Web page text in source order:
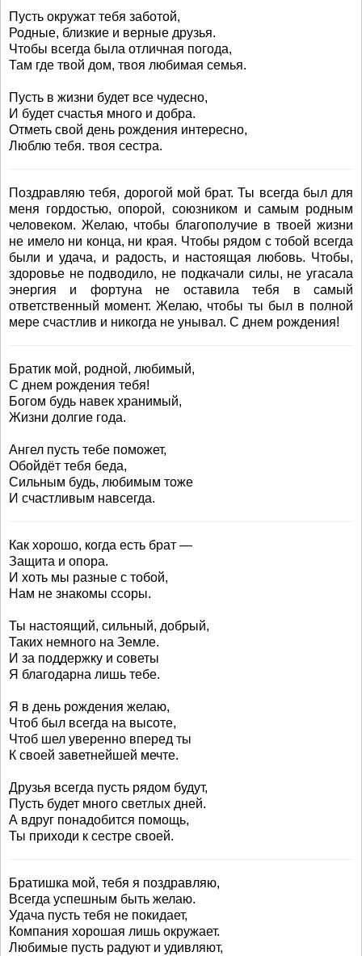
Пусть окружат тебя заботой,
Родные, близкие и верные друзья.
Чтобы всегда была отличная погода,
Там где твой дом, твоя любимая семья.
Пусть в жизни будет все чудесно,
И будет счастья много и добра.
Отметь свой день рождения интересно,
Люблю тебя. твоя сестра.
Поздравляю тебя, дорогой мой брат. Ты всегда был для
меня гордостью, опорой, союзником и самым родным
человеком. Желаю, чтобы благополучие в твоей жизни
не имело ни конца, ни края. Чтобы рядом с тобой всегда
были и удача, и радость, и настоящая любовь. Чтобы,
здоровье не подводило, не подкачали силы, не угасала
энергия и фортуна не оставила тебя в самый
ответственный момент. Желаю, чтобы ты был в полной
мере счастлив и никогда не унывал. С днем рождения!
Братик мой, родной, любимый,
С днем рождения тебя!
Богом будь навек хранимый,
Жизни долгие года.
Ангел пусть тебе поможет,
Обойдёт тебя беда,
Сильным будь, любимым тоже
И счастливым навсегда.
Как хорошо, когда есть брат —
Защита и опора.
И хоть мы разные с тобой,
Нам не знакомы ссоры.
Ты настоящий, сильный, добрый,
Таких немного на Земле.
И за поддержку и советы
Я благодарна лишь тебе.
Я в день рождения желаю,
Чтоб был всегда на высоте,
Чтоб шел уверенно вперед ты
К своей заветнейшей мечте.
Друзья всегда пусть рядом будут,
Пусть будет много светлых дней.
А вдруг понадобится помощь,
Ты приходи к сестре своей.
Братишка мой, тебя я поздравляю,
Всегда успешным быть желаю.
Удача пусть тебя не покидает,
Компания хорошая лишь окружает.
Любимые пусть радуют и удивляют,